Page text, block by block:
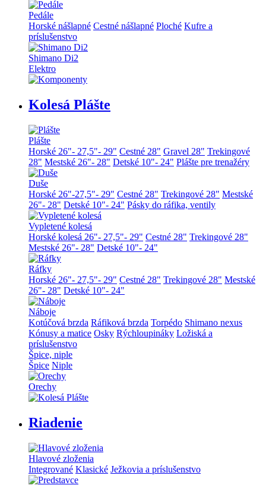
Pedále
Horské nášlapné Cestné nášlapné Ploché Kufre a
príslušenstvo
Shimano Di2
Elektro
Kolesá Plášte
Plášte
Horské 26"- 27,5"- 29" Cestné 28" Gravel 28" Trekingové
28" Mestské 26"- 28" Detské 10"- 24" Plášte pre trenažéry
Duše
Horské 26"-27,5"- 29" Cestné 28" Trekingové 28" Mestské
26"- 28" Detské 10"- 24" Pásky do ráfika, ventily
Vypletené kolesá
Horské kolesá 26"- 27,5"- 29" Cestné 28" Trekingové 28"
Mestské 26"- 28" Detské 10"- 24"
Ráfky
Horské 26"- 27,5"- 29" Cestné 28" Trekingové 28" Mestské
26"- 28" Detské 10"- 24"
Náboje
Kotúčová brzda Ráfiková brzda Torpédo Shimano nexus
Kónusy a matice Osky Rýchloupináky Ložiská a
príslušenstvo
Špice, niple
Špice Niple
Orechy
Riadenie
Hlavové zloženia
Integrované Klasické Ježkovia a príslušenstvo